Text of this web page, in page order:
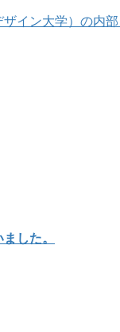
イン大学）の内
した。